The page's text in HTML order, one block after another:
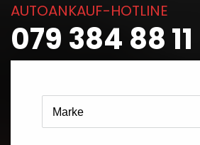
AUTOANKAUF-HOTLINE
079 384 88 11